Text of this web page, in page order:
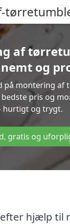
af
nemt og
på montering af
pris og
hurtigt og trygt.
gratis og
hjælp til